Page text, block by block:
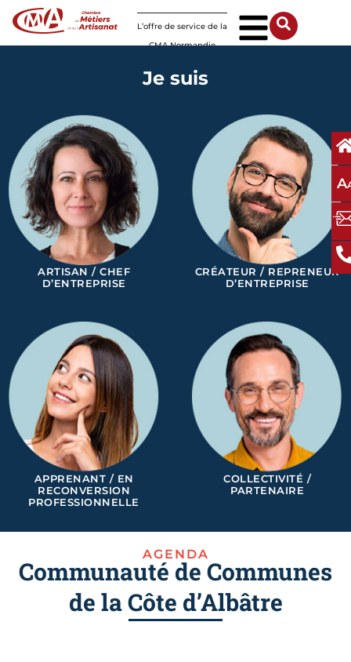
L’offre de service de la
CMA Normandie
A
Je suis
ARTISAN / CHEF
D’ENTREPRISE
CRÉATEUR / REPRENEUR
D’ENTREPRISE
APPRENANT / EN
RECONVERSION
PROFESSIONNELLE
COLLECTIVITÉ /
PARTENAIRE
AGENDA
Communauté de Communes
de la Côte d’Albâtre
Panneau de gestion des cookies